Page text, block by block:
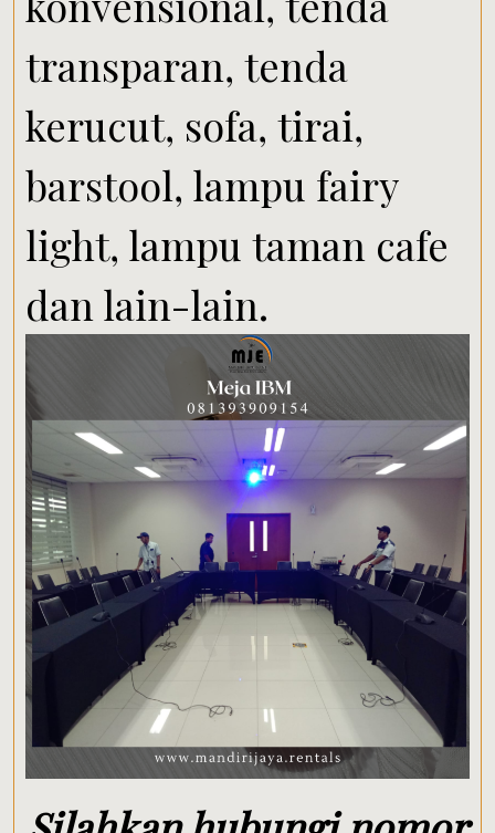
transparan, tenda
kerucut, sofa, tirai,
barstool, lampu fairy
light, lampu taman cafe
dan lain-lain.